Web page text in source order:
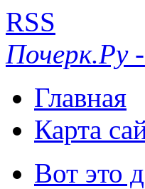
RSS
Почерк.Ру
Главная
Карта
Вот это